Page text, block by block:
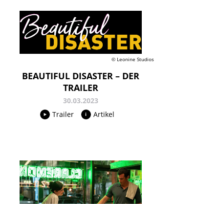
© Leonine Studios
BEAUTIFUL DISASTER – DER
TRAILER
30.03.2023
Trailer
Artikel